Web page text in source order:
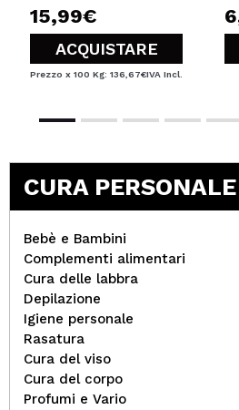
15,99€
ACQUISTARE
Prezzo x 100 Kg: 136,67€IVA Incl.
CURA PERSONALE
Bebè e Bambini
Complementi alimentari
Cura delle labbra
Depilazione
Igiene personale
Rasatura
Cura del viso
Cura del corpo
Profumi e Vario